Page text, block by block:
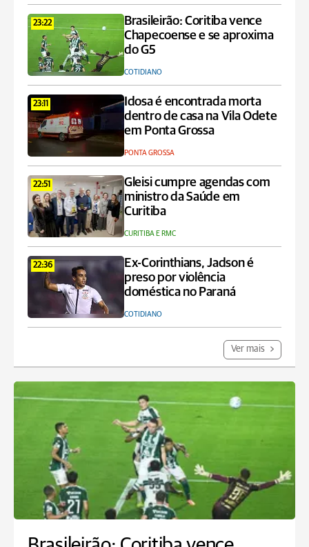
23:22
Brasileirão: Coritiba vence
Chapecoense e se aproxima
do G5
COTIDIANO
23:11
Idosa é encontrada morta
dentro de casa na Vila Odete
em Ponta Grossa
PONTA GROSSA
22:51
Gleisi cumpre agendas com
ministro da Saúde em
Curitiba
CURITIBA E RMC
22:36
Ex-Corinthians, Jadson é
preso por violência
doméstica no Paraná
COTIDIANO
Ver mais